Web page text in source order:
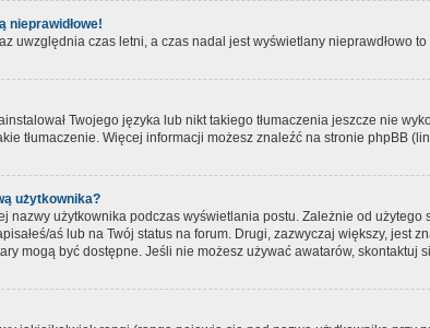
nieprawidłowe!
uwzględnia czas letni, a czas nadal jest wyświetlany
Twojego języka lub nikt takiego tłumaczenia jeszcze nie
tłumaczenie. Więcej informacji możesz znaleźć na stronie phpBB
użytkownika?
nazwy użytkownika podczas wyświetlania postu. Zależnie od
aś lub na Twój status na forum. Drugi, zazwyczaj większy,
mogą być dostępne. Jeśli nie możesz używać awatarów, skontaktuj